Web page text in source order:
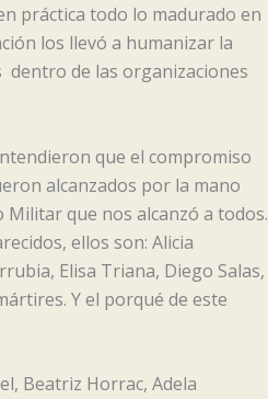
práctica todo lo madurado en
los llevó a humanizar la
de las organizaciones
que el compromiso
alcanzados por la mano
Militar que nos alcanzó a todos.
ellos son: Alicia
Elisa Triana, Diego Salas,
Y el porqué de este
Beatriz Horrac, Adela